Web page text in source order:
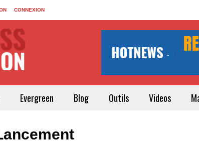
CONNEXION
Evergreen Blog Outils Videos